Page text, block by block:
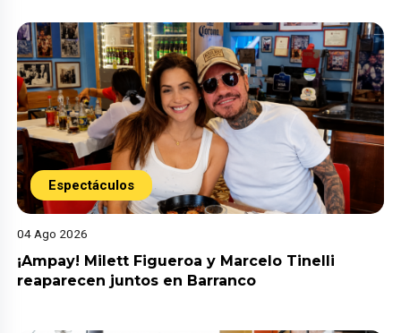
Espectáculos
04 Ago 2026
¡Ampay! Milett Figueroa y Marcelo Tinelli
reaparecen juntos en Barranco